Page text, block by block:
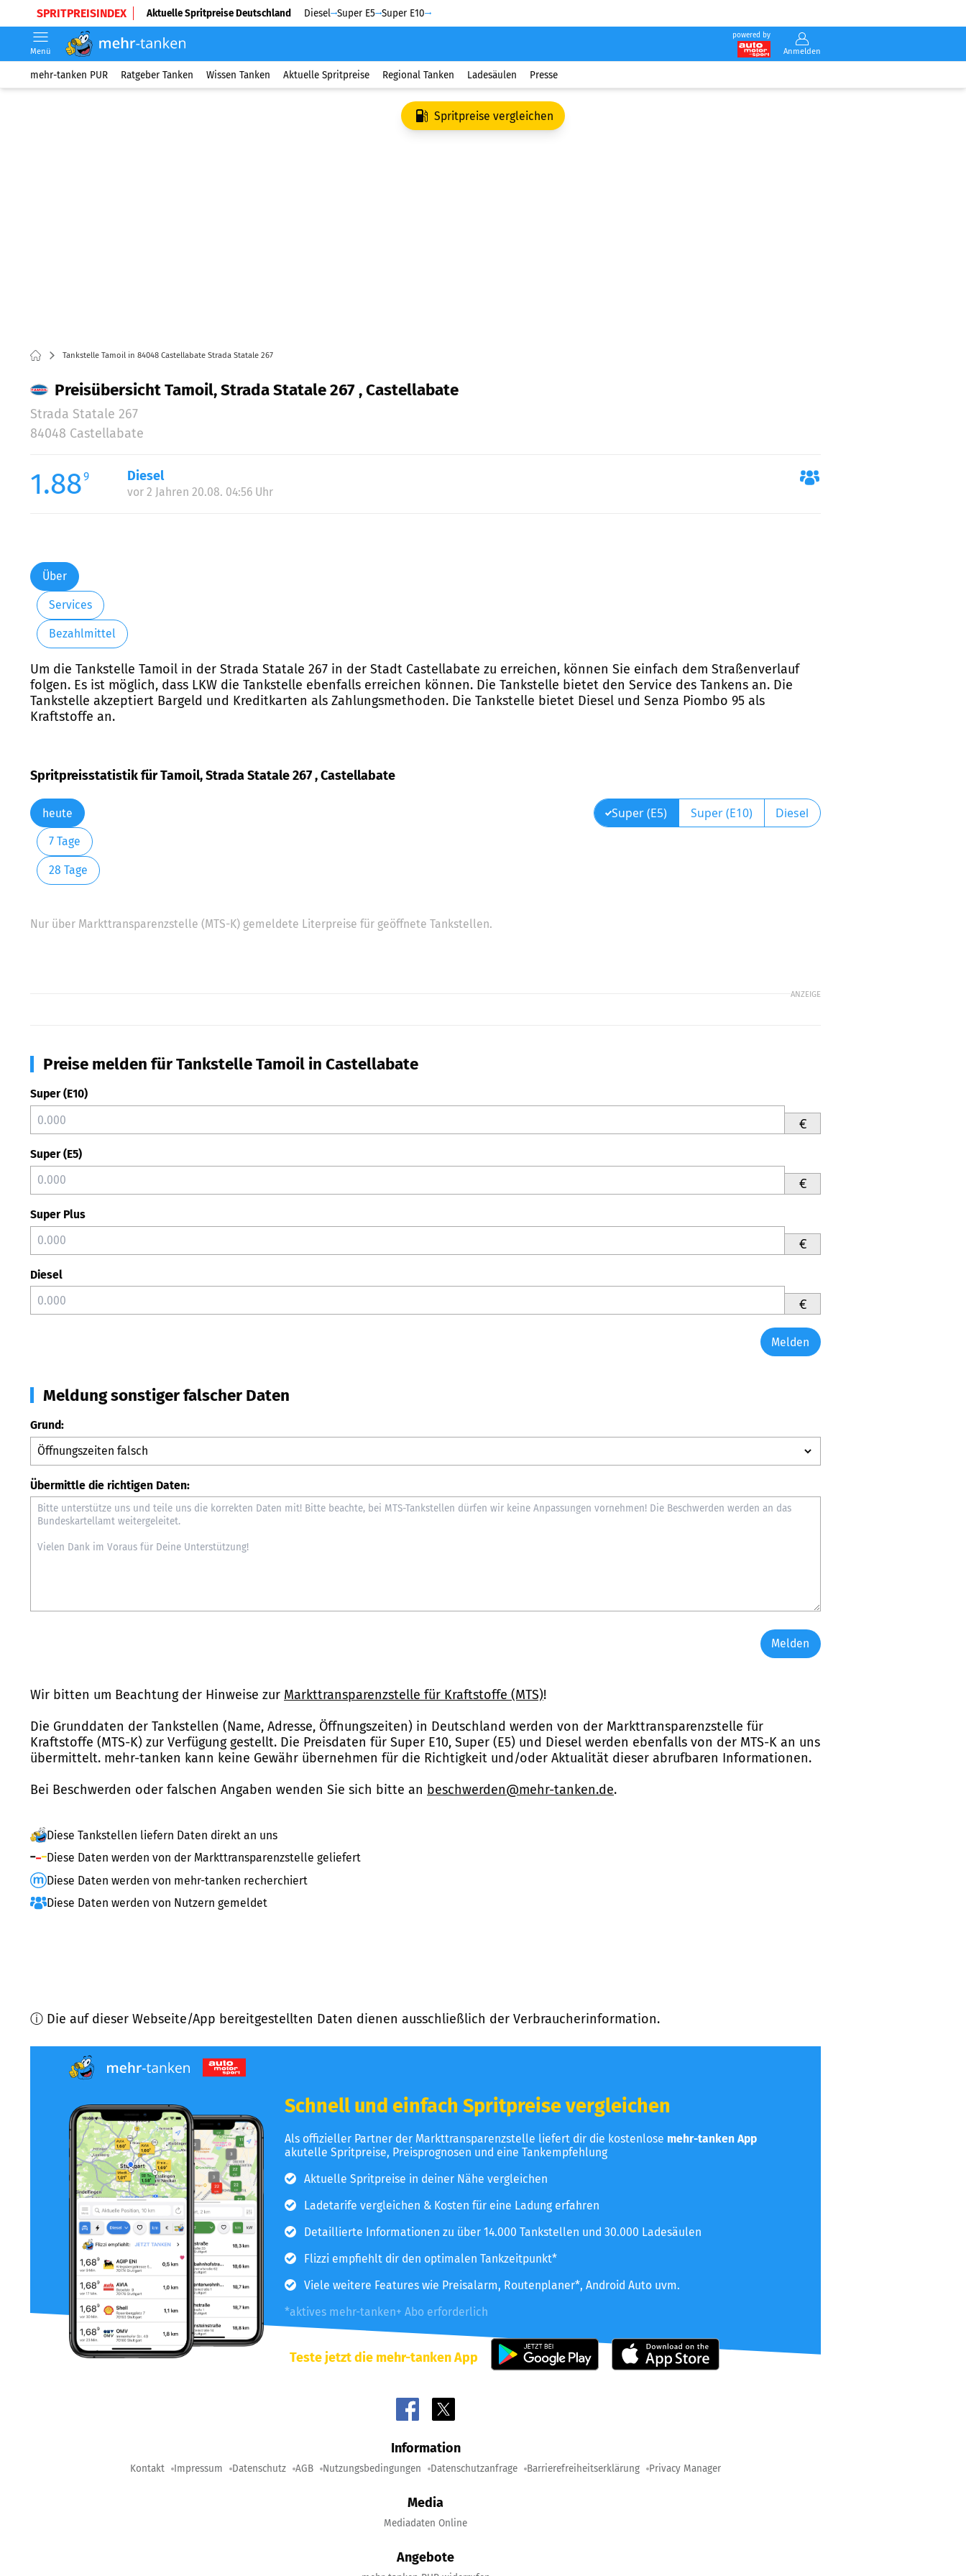
SPRITPREISINDEX Aktuelle Spritpreise Deutschland Diesel Super E5 Super E10
powered by
Anmelden
Menü
mehr-tanken PUR Ratgeber Tanken Wissen Tanken Aktuelle Spritpreise Regional Tanken Ladesäulen Presse
Spritpreise vergleichen
Tankstelle Tamoil in 84048 Castellabate Strada Statale 267
Preisübersicht Tamoil, Strada Statale 267 , Castellabate
Strada Statale 267
84048 Castellabate
1.889 Diesel
vor 2 Jahren 20.08. 04:56 Uhr
Über
Services
Bezahlmittel
Um die Tankstelle Tamoil in der Strada Statale 267 in der Stadt Castellabate zu erreichen, können Sie einfach dem Straßenverlauf
folgen. Es ist möglich, dass LKW die Tankstelle ebenfalls erreichen können. Die Tankstelle bietet den Service des Tankens an. Die
Tankstelle akzeptiert Bargeld und Kreditkarten als Zahlungsmethoden. Die Tankstelle bietet Diesel und Senza Piombo 95 als
Kraftstoffe an.
Spritpreisstatistik für Tamoil, Strada Statale 267 , Castellabate
heute
7 Tage
28 Tage
Super (E5) Super (E10) Diesel
Nur über Markttransparenzstelle (MTS-K) gemeldete Literpreise für geöffnete Tankstellen.
ANZEIGE
Preise melden für Tankstelle Tamoil in Castellabate
Super (E10)
€
Super (E5)
€
Super Plus
€
Diesel
€
Melden
Meldung sonstiger falscher Daten
Grund:
Übermittle die richtigen Daten:
Melden
Wir bitten um Beachtung der Hinweise zur Markttransparenzstelle für Kraftstoffe (MTS)!
Die Grunddaten der Tankstellen (Name, Adresse, Öffnungszeiten) in Deutschland werden von der Markttransparenzstelle für
Kraftstoffe (MTS-K) zur Verfügung gestellt. Die Preisdaten für Super E10, Super (E5) und Diesel werden ebenfalls von der MTS-K an uns
übermittelt. mehr-tanken kann keine Gewähr übernehmen für die Richtigkeit und/oder Aktualität dieser abrufbaren Informationen.
Bei Beschwerden oder falschen Angaben wenden Sie sich bitte an beschwerden@mehr-tanken.de.
Diese Tankstellen liefern Daten direkt an uns
Diese Daten werden von der Markttransparenzstelle geliefert
Diese Daten werden von mehr-tanken recherchiert
Diese Daten werden von Nutzern gemeldet
ⓘ Die auf dieser Webseite/App bereitgestellten Daten dienen ausschließlich der Verbraucherinformation.
Schnell und einfach Spritpreise vergleichen
Als offizieller Partner der Markttransparenzstelle liefert dir die kostenlose mehr-tanken App
akutelle Spritpreise, Preisprognosen und eine Tankempfehlung
Aktuelle Spritpreise in deiner Nähe vergleichen
Ladetarife vergleichen & Kosten für eine Ladung erfahren
Detaillierte Informationen zu über 14.000 Tankstellen und 30.000 Ladesäulen
Flizzi empfiehlt dir den optimalen Tankzeitpunkt*
Viele weitere Features wie Preisalarm, Routenplaner*, Android Auto uvm.
*aktives mehr-tanken+ Abo erforderlich
Teste jetzt die mehr-tanken App
Information
Kontakt Impressum Datenschutz AGB Nutzungsbedingungen Datenschutzanfrage Barrierefreiheitserklärung Privacy Manager
Media
Mediadaten Online
Angebote